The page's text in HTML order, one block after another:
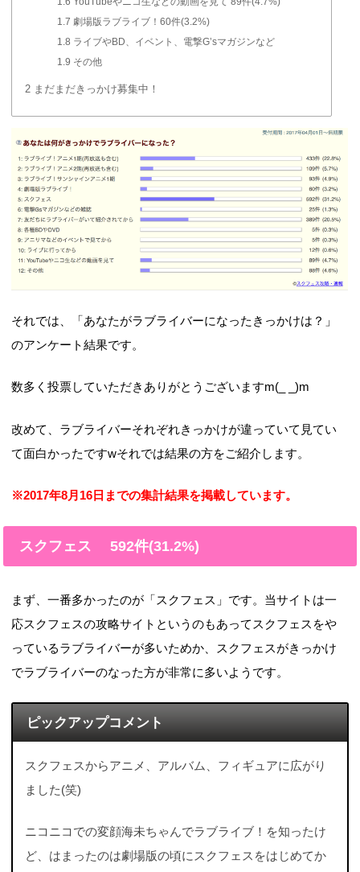
1.7 劇場版ラブライブ！60件(3.2%)
1.8 ライブやBD、イベント、電撃G’sマガジンなど
1.9 その他
2 まだまだきっかけ募集中！
それでは、「あなたがラブライバーになったきっかけは？」
のアンケート結果です。
数多く投票していただきありがとうございますm(_ _)m
改めて、ラブライバーそれぞれきっかけが違っていて見てい
て面白かったですwそれでは結果の方をご紹介します。
※2017年8月16日までの集計結果を掲載しています。
スクフェス 592件(31.2%)
まず、一番多かったのが「スクフェス」です。当サイトは一
応スクフェスの攻略サイトというのもあってスクフェスをや
っているラブライバーが多いためか、スクフェスがきっかけ
でラブライバーのなった方が非常に多いようです。
ピックアップコメント
スクフェスからアニメ、アルバム、フィギュアに広がり
ました(笑)
ニコニコでの変顔海未ちゃんでラブライブ！を知ったけ
ど、はまったのは劇場版の頃にスクフェスをはじめてか